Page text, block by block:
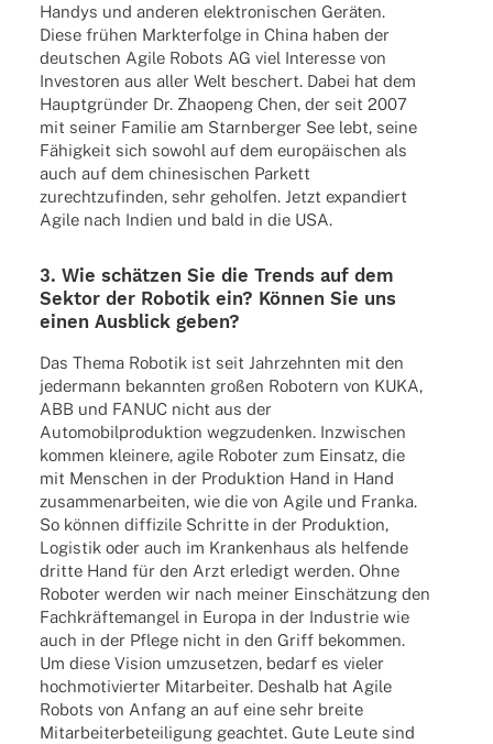
Handys und ande­ren elek­tro­ni­schen Gerä­ten.
Diese frühen Markt­er­folge in China haben der
deut­schen Agile Robots AG viel Inter­esse von
Inves­to­ren aus aller Welt beschert. Dabei hat dem
Haupt­grün­der Dr. Zhaopeng Chen, der seit 2007
mit seiner Fami­lie am Starn­ber­ger See lebt, seine
Fähig­keit sich sowohl auf dem euro­päi­schen als
auch auf dem chine­si­schen Parkett
zurecht­zu­fin­den, sehr gehol­fen. Jetzt expan­diert
Agile nach Indien und bald in die USA.
3. Wie schät­zen Sie die Trends auf dem
Sektor der Robo­tik ein? Können Sie uns
einen Ausblick geben?
Das Thema Robo­tik ist seit Jahr­zehn­ten mit den
jeder­mann bekann­ten großen Robo­tern von KUKA,
ABB und FANUC nicht aus der
Auto­mo­bil­pro­duk­tion wegzu­den­ken. Inzwi­schen
kommen klei­nere, agile Robo­ter zum Einsatz, die
mit Menschen in der Produk­tion Hand in Hand
zusam­men­ar­bei­ten, wie die von Agile und Franka.
So können diffi­zile Schritte in der Produk­tion,
Logis­tik oder auch im Kran­ken­haus als helfende
dritte Hand für den Arzt erle­digt werden. Ohne
Robo­ter werden wir nach meiner Einschät­zung den
Fach­kräf­te­man­gel in Europa in der Indus­trie wie
auch in der Pflege nicht in den Griff bekom­men.
Um diese Vision umzu­set­zen, bedarf es vieler
hoch­mo­ti­vier­ter Mitar­bei­ter. Deshalb hat Agile
Robots von Anfang an auf eine sehr breite
Mitar­bei­ter­be­tei­li­gung geach­tet. Gute Leute sind